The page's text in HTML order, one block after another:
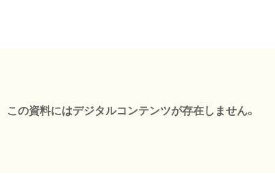
この資料にはデジタルコンテンツが存在しません。